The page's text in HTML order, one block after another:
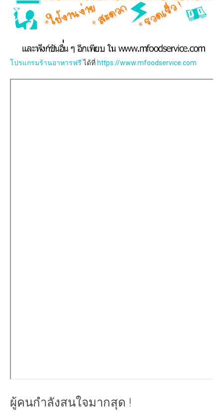
โปรแกรมร้านอาหารฟรีได้ที่ https://www.mfoodservice.com
ผู้คนกำลังสนใจมากสุด !